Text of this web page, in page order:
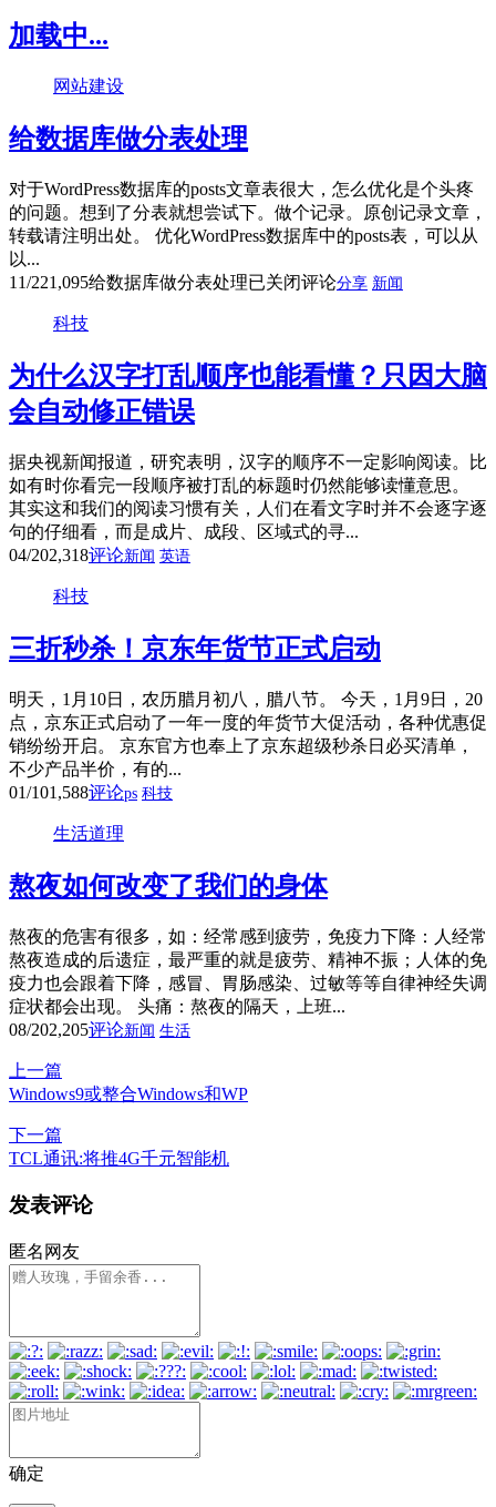
加载中...
网站建设
给数据库做分表处理
对于WordPress数据库的posts文章表很大，怎么优化是个头疼
的问题。想到了分表就想尝试下。做个记录。原创记录文章，
转载请注明出处。 优化WordPress数据库中的posts表，可以从
以...
11/221,095给数据库做分表处理已关闭评论分享 新闻
科技
为什么汉字打乱顺序也能看懂？只因大脑
会自动修正错误
据央视新闻报道，研究表明，汉字的顺序不一定影响阅读。比
如有时你看完一段顺序被打乱的标题时仍然能够读懂意思。
其实这和我们的阅读习惯有关，人们在看文字时并不会逐字逐
句的仔细看，而是成片、成段、区域式的寻...
04/202,318评论新闻 英语
科技
三折秒杀！京东年货节正式启动
明天，1月10日，农历腊月初八，腊八节。 今天，1月9日，20
点，京东正式启动了一年一度的年货节大促活动，各种优惠促
销纷纷开启。 京东官方也奉上了京东超级秒杀日必买清单，
不少产品半价，有的...
01/101,588评论ps 科技
生活道理
熬夜如何改变了我们的身体
熬夜的危害有很多，如：经常感到疲劳，免疫力下降：人经常
熬夜造成的后遗症，最严重的就是疲劳、精神不振；人体的免
疫力也会跟着下降，感冒、胃肠感染、过敏等等自律神经失调
症状都会出现。 头痛：熬夜的隔天，上班...
08/202,205评论新闻 生活
上一篇
Windows9或整合Windows和WP
下一篇
TCL通讯:将推4G千元智能机
发表评论
匿名网友
确定